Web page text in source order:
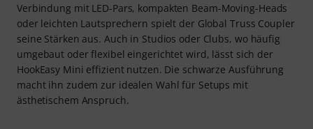
Verbindung mit LED-Pars, kompakten Beam-Moving-Heads
oder leichten Lautsprechern spielt der Global Truss Coupler
seine Stärken aus. Auch in Studios oder Clubs, wo häufig
umgebaut oder flexibel eingerichtet wird, lässt sich der
HookEasy Mini effizient nutzen. Die schwarze Ausführung
macht ihn zudem zur idealen Wahl für Setups mit
ästhetischem Anspruch.